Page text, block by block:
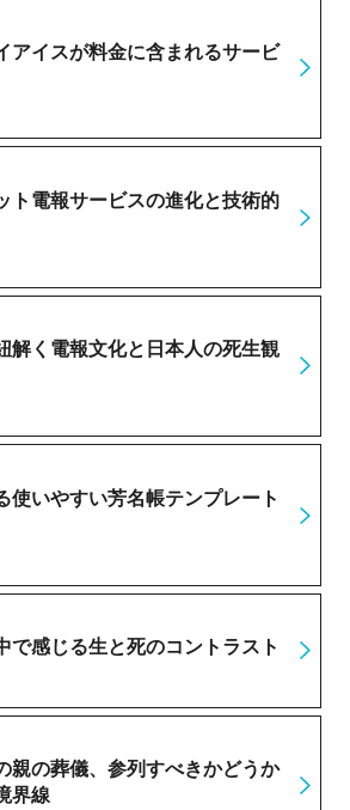
アイスが料金に含まれるサービ
ト電報サービスの進化と技術的
解く電報文化と日本人の死生観
使いやすい芳名帳テンプレート
で感じる生と死のコントラスト
親の葬儀、参列すべきかどうか
界線